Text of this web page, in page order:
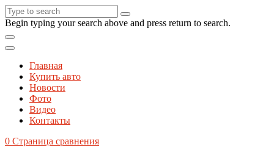
Begin typing your search above and press return to search.
Главная
Купить авто
Новости
Фото
Видео
Контакты
0 Страница сравнения